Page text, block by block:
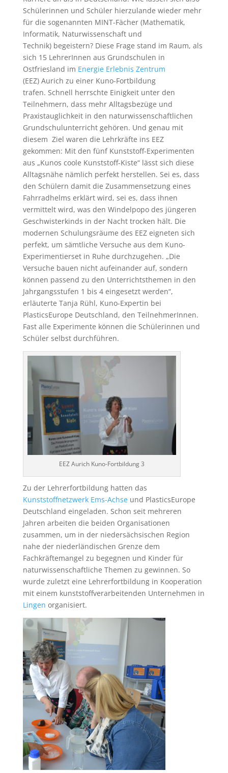
Schülerinnen und Schüler hierzulande wieder mehr
für die sogenannten MINT-Fächer (Mathematik,
Informatik, Naturwissenschaft und
Technik) begeistern? Diese Frage stand im Raum, als
sich 15 LehrerInnen aus Grundschulen in
Ostfriesland im Energie Erlebnis Zentrum
(EEZ) Aurich zu einer Kuno-Fortbildung
trafen. Schnell herrschte Einigkeit unter den
Teilnehmern, dass mehr Alltagsbezüge und
Praxistauglichkeit in den naturwissenschaftlichen
Grundschulunterricht gehören. Und genau mit
diesem Ziel waren die Lehrkräfte ins EEZ
gekommen: Mit den fünf Kunststoff-Experimenten
aus „Kunos coole Kunststoff-Kiste“ lässt sich diese
Alltagsnähe nämlich perfekt herstellen. Sei es, dass
den Schülern damit die Zusammensetzung eines
Fahrradhelms erklärt wird, sei es, dass ihnen
vermittelt wird, was den Windelpopo des jüngeren
Geschwisterkinds in der Nacht trocken hält. Die
modernen Schulungsräume des EEZ eigneten sich
perfekt, um sämtliche Versuche aus dem Kuno-
Experimentierset in Ruhe durchzugehen. „Die
Versuche bauen nicht aufeinander auf, sondern
können passend zu den Unterrichtsthemen in den
Jahrgangsstufen 1 bis 4 eingesetzt werden“,
erläuterte Tanja Rühl, Kuno-Expertin bei
PlasticsEurope Deutschland, den TeilnehmerInnen.
Fast alle Experimente können die Schülerinnen und
Schüler selbst durchführen.
EEZ Aurich Kuno-Fortbildung 3
Zu der Lehrerfortbildung hatten das
Kunststoffnetzwerk Ems-Achseund PlasticsEurope
Deutschland eingeladen. Schon seit mehreren
Jahren arbeiten die beiden Organisationen
zusammen, um in der niedersächsischen Region
nahe der niederländischen Grenze dem
Fachkräftemangel zu begegnen und Kinder für
naturwissenschaftliche Themen zu gewinnen. So
wurde zuletzt eine Lehrerfortbildung in Kooperation
mit einem kunststoffverarbeitenden Unternehmen in
Lingen organisiert.